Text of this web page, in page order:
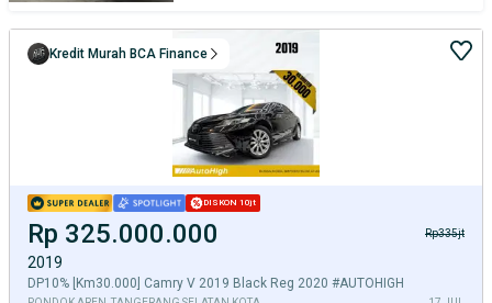
DISKON 10jt
Rp 325.000.000 Rp335jt
2019
DP10% [Km30.000] Camry V 2019 Black Reg 2020 #AUTOHIGH
Kredit Murah BCA Finance